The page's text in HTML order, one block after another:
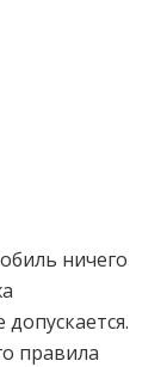
ничего
правила